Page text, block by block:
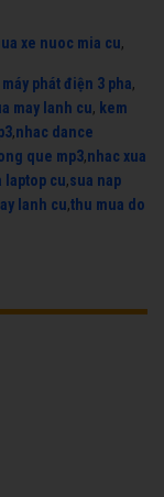
xe nuoc mia cu,
máy phát điện 3 pha,
may lanh cu, kem
,nhac dance
que mp3,nhac xua
laptop cu,sua nap
lanh cu,thu mua do